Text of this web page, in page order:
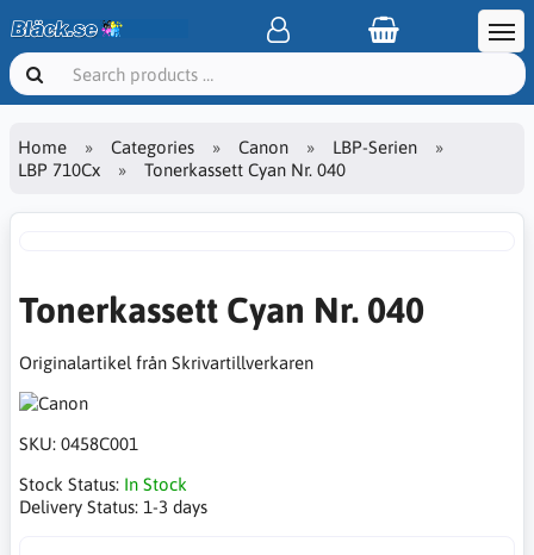
Home Categories Canon
LBP-Serien
LBP 710Cx
Tonerkassett Cyan Nr. 040
Tonerkassett Cyan Nr. 040
Originalartikel från Skrivartillverkaren
SKU: 0458C001
Stock Status: In Stock
Delivery Status: 1-3 days